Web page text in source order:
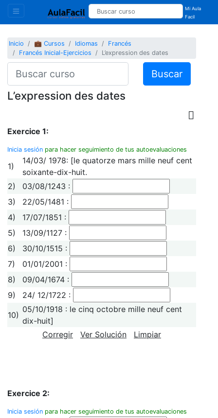
Mi Aula
Facil
Inicio 💼 Cursos Idiomas
Francés
Francés Inicial-Ejercicios
L’expression des dates
Buscar
L’expression des dates
Exercice 1:
Inicia sesión para hacer seguimiento de tus autoevaluaciones
1)
14/03/ 1978: [le quatorze mars mille neuf cent
soixante-dix-huit.
2)
03/08/1243 :
3)
22/05/1481 :
4)
17/07/1851 :
5)
13/09/1127 :
6)
30/10/1515 :
7)
01/01/2001 :
8)
09/04/1674 :
9)
24/ 12/1722 :
10)
05/10/1918 : le cinq octobre mille neuf cent
dix-huit]
Corregir
Ver Solución Limpiar
Exercice 2:
Inicia sesión para hacer seguimiento de tus autoevaluaciones